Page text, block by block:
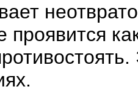
проявится